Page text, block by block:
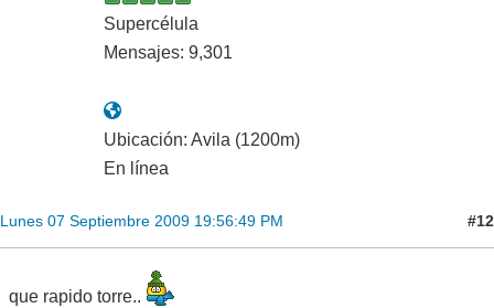
Supercélula
Mensajes: 9,301
Ubicación: Avila (1200m)
En línea
Lunes 07 Septiembre 2009 19:56:49 PM #12
que rapido torre..